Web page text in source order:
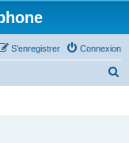
Connexion
S’enregistrer